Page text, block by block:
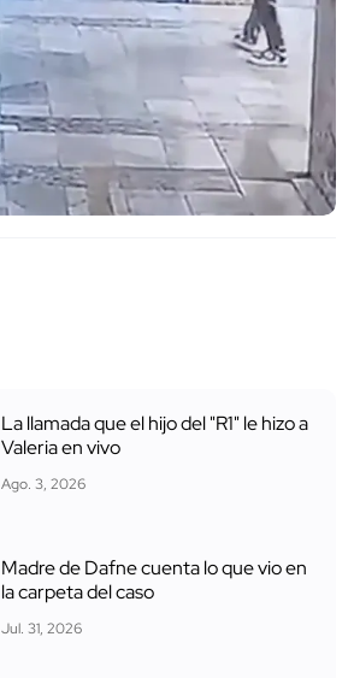
La llamada que el hijo del "R1" le hizo a
Valeria en vivo
Ago. 3, 2026
Madre de Dafne cuenta lo que vio en
la carpeta del caso
Jul. 31, 2026